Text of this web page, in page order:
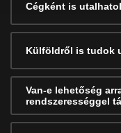
Cégként is
Külföldről is tudok
Van-e lehetőség
rendszerességgel